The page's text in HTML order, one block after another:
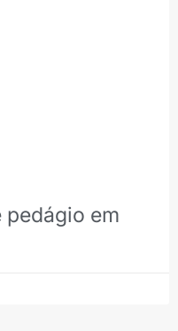
pedágio em